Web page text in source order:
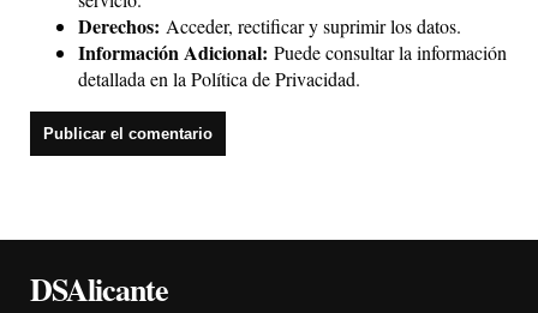
Derechos: Acceder, rectificar y suprimir los datos.
Información Adicional: Puede consultar la información
detallada en la Política de Privacidad.
DSAlicante